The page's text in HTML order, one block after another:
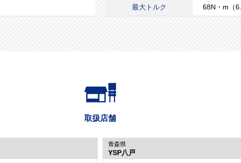
最大トルク 68N・m（
取扱店舗
青森県
YSP八戸